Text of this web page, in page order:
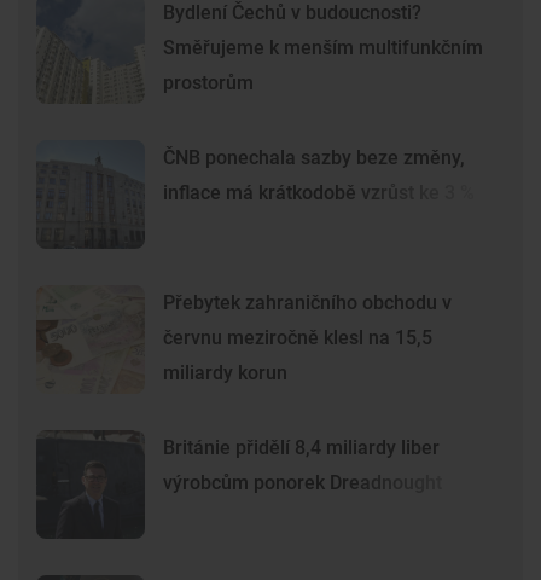
Bydlení Čechů v budoucnosti?
Směřujeme k menším multifunkčním
prostorům
ČNB ponechala sazby beze změny,
inflace má krátkodobě vzrůst ke 3 %
Přebytek zahraničního obchodu v
červnu meziročně klesl na 15,5
miliardy korun
Británie přidělí 8,4 miliardy liber
výrobcům ponorek Dreadnought